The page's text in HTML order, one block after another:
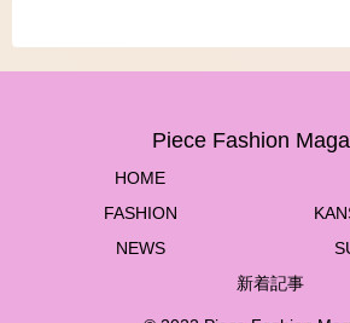
Piece Fashion
HOME
FASHION
NEWS
新着記事